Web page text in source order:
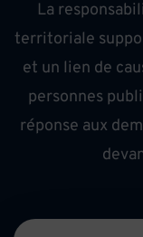
La
territoriale
et un lien de
personnes
réponse aux